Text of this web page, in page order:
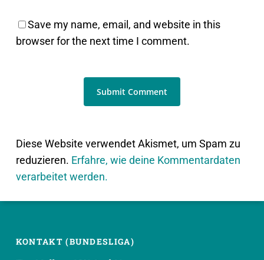
Save my name, email, and website in this
browser for the next time I comment.
Diese Website verwendet Akismet, um Spam zu
reduzieren. Erfahre, wie deine Kommentardaten
verarbeitet werden.
KONTAKT (BUNDESLIGA)